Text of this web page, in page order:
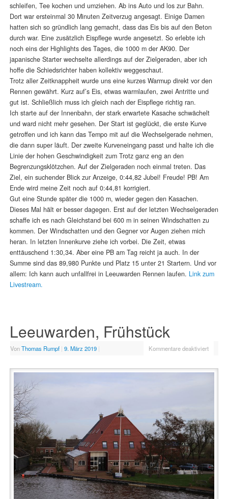
schleifen, Tee kochen und umziehen. Ab ins Auto und los zur Bahn.
Dort war ersteinmal 30 Minuten Zeitverzug angesagt. Einige Damen
hatten sich so gründlich lang gemacht, dass das Eis bis auf den Beton
durch war. Eine zusätzlich Eispflege wurde angesetzt. So erlebte ich
noch eins der Highlights des Tages, die 1000 m der AK90. Der
japanische Starter wechselte allerdings auf der Zielgeraden, aber ich
hoffe die Schiedsrichter haben kollektiv weggeschaut.
Trotz aller Zeitknappheit wurde uns eine kurzes Warmup direkt vor den
Rennen gewährt. Kurz auf’s Eis, etwas warmlaufen, zwei Antritte und
gut ist. Schließlich muss ich gleich nach der Eispflege richtig ran.
Ich starte auf der Innenbahn, der stark erwartete Kasache schwächelt
und ward nicht mehr gesehen. Der Start ist geglückt, die erste Kurve
getroffen und ich kann das Tempo mit auf die Wechselgerade nehmen,
die dann super läuft. Der zweite Kurveneingang passt und halte ich die
Linie der hohen Geschwindigkeit zum Trotz ganz eng an den
Begrenzungsklötzchen. Auf der Zielgeraden noch einmal treten. Das
Ziel, ein suchender Blick zur Anzeige, 0:44,82 Jubel! Freude! PB! Am
Ende wird meine Zeit noch auf 0:44,81 korrigiert.
Gut eine Stunde später die 1000 m, wieder gegen den Kasachen.
Dieses Mal hält er besser dagegen. Erst auf der letzten Wechselgeraden
schaffe ich es nach Gleichstand bei 600 m in seinen Windschatten zu
kommen. Der Windschatten und den Gegner vor Augen ziehen mich
heran. In letzten Innenkurve ziehe ich vorbei. Die Zeit, etwas
enttäuschend 1:30,34. Aber eine PB am Tag reicht ja auch. In der
Summe sind das 89,980 Punkte und Platz 15 unter 21 Startern. Und vor
allem: Ich kann auch unfallfrei in Leeuwarden Rennen laufen. Link zum
Livestream.
Leeuwarden, Frühstück
VonThomas Rumpf | 9. März 2019 | Kommentare deaktiviert